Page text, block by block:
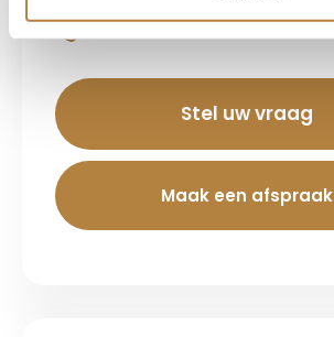
055 - 526 86 56
Stel uw vraag
Maak een afspraak